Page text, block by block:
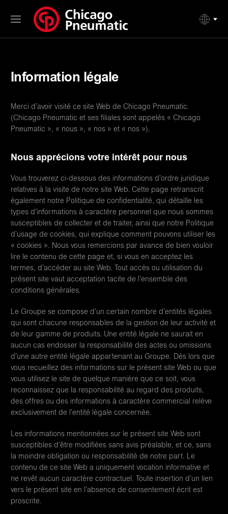
Information légale
Merci d’avoir visité ce site Web de Chicago Pneumatic.
(Chicago Pneumatic et ses filiales sont appelés « Chicago
Pneumatic », « nous », « nos » et « nos »).
Nous apprécions votre intérêt pour nous
Vous trouverez ci-dessous des informations d’ordre juridique
relatives à la visite de notre site Web. Cette page retranscrit
également notre Politique de confidentialité, qui détaille les
types d’informations à caractère personnel que nous sommes
susceptibles de collecter et de traiter, ainsi que notre Politique
d’usage de cookies, qui explique comment pouvons utiliser les
« cookies ». Nous vous remercions par avance de bien vouloir
lire le contenu de cette page et, si vous en acceptez les
termes, d’accéder au site Web. Tout accès ou utilisation du
présent site vaut acceptation tacite de l’ensemble des
conditions générales.
Le Groupe se compose d’un certain nombre d’entités légales
qui sont chacune responsables de la gestion de leur activité et
de leur gamme de produits. Une entité légale ne saurait en
aucun cas endosser la responsabilité des actes ou omissions
d’une autre entité légale appartenant au Groupe. Dès lors que
vous recueillez des informations sur le présent site Web ou que
vous utilisez le site de quelque manière que ce soit, vous
reconnaissez que la responsabilité au regard des produits,
des offres ou des informations à caractère commercial relève
exclusivement de l’entité légale concernée.
Les informations mentionnées sur le présent site Web sont
susceptibles d’être modifiées sans avis préalable, et ce, sans
la moindre obligation ou responsabilité de notre part. Le
contenu de ce site Web a uniquement vocation informative et
ne revêt aucun caractère contractuel. Toute insertion d’un lien
vers le présent site en l’absence de consentement écrit est
proscrite.